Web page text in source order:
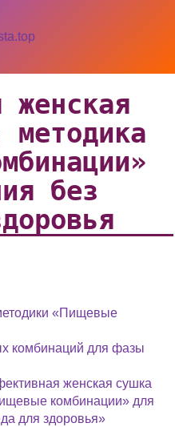
женская
без
«Пищевые
комбинаций для фазы
женская сушка
комбинации» для
для здоровья»